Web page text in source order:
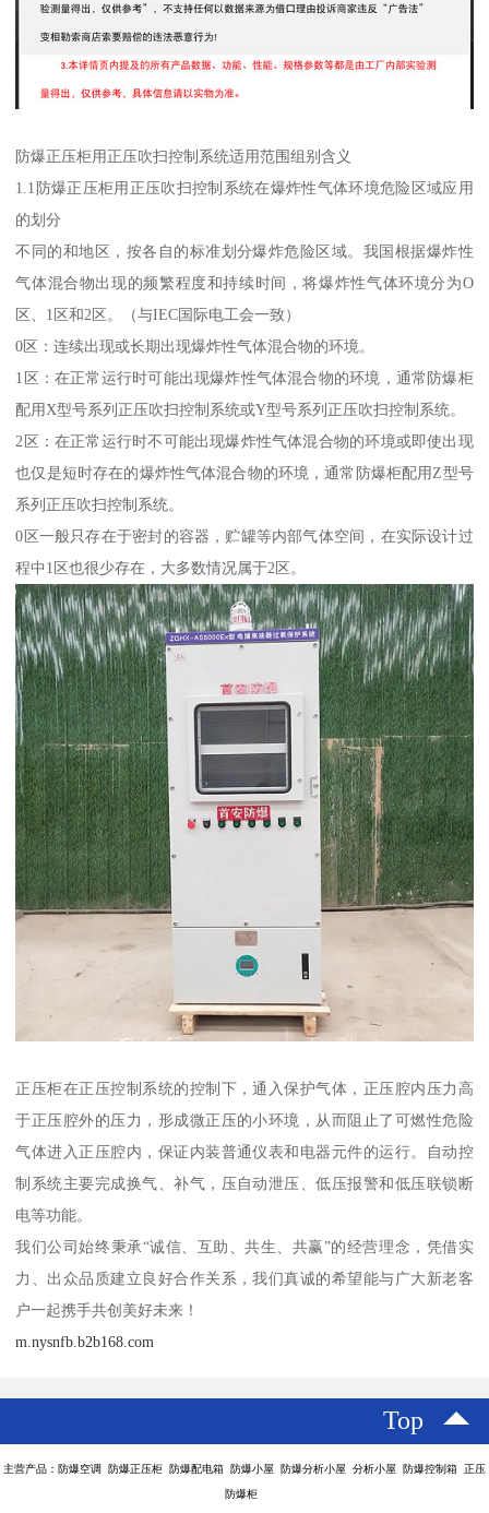
防爆正压柜用正压吹扫控制系统适用范围组别含义
1.1防爆正压柜用正压吹扫控制系统在爆炸性气体环境危险区域应用
的划分
不同的和地区，按各自的标准划分爆炸危险区域。我国根据爆炸性
气体混合物出现的频繁程度和持续时间，将爆炸性气体环境分为O
区、1区和2区。（与IEC国际电工会一致）
0区：连续出现或长期出现爆炸性气体混合物的环境。
1区：在正常运行时可能出现爆炸性气体混合物的环境，通常防爆柜
配用X型号系列正压吹扫控制系统或Y型号系列正压吹扫控制系统。
2区：在正常运行时不可能出现爆炸性气体混合物的环境或即使出现
也仅是短时存在的爆炸性气体混合物的环境，通常防爆柜配用Z型号
系列正压吹扫控制系统。
0区一般只存在于密封的容器，贮罐等内部气体空间，在实际设计过
程中1区也很少存在，大多数情况属于2区。
正压柜在正压控制系统的控制下，通入保护气体，正压腔内压力高
于正压腔外的压力，形成微正压的小环境，从而阻止了可燃性危险
气体进入正压腔内，保证内装普通仪表和电器元件的运行。自动控
制系统主要完成换气、补气，压自动泄压、低压报警和低压联锁断
电等功能。
我们公司始终秉承“诚信、互助、共生、共赢”的经营理念，凭借实
力、出众品质建立良好合作关系，我们真诚的希望能与广大新老客
户一起携手共创美好未来！
m.nysnfb.b2b168.com
Top
主营产品：防爆空调 防爆正压柜 防爆配电箱 防爆小屋 防爆分析小屋 分析小屋 防爆控制箱 正压
防爆柜